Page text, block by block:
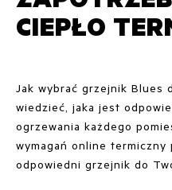
CIEPŁO
Jak wybrać grzejnik Blues
wiedzieć, jaka jest
ogrzewania każdego
wymagań online termiczny
odpowiedni grzejnik do